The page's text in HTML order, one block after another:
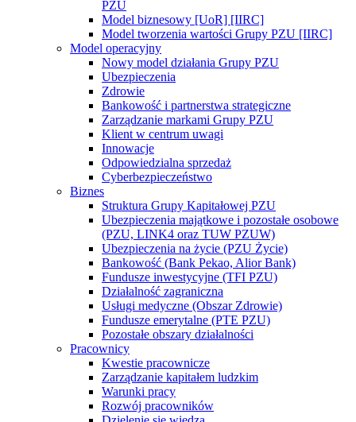
PZU
Model biznesowy [UoR] [IIRC]
Model tworzenia wartości Grupy PZU [IIRC]
Model operacyjny
Nowy model działania Grupy PZU
Ubezpieczenia
Zdrowie
Bankowość i partnerstwa strategiczne
Zarządzanie markami Grupy PZU
Klient w centrum uwagi
Innowacje
Odpowiedzialna sprzedaż
Cyberbezpieczeństwo
Biznes
Struktura Grupy Kapitałowej PZU
Ubezpieczenia majątkowe i pozostałe osobowe
(PZU, LINK4 oraz TUW PZUW)
Ubezpieczenia na życie (PZU Życie)
Bankowość (Bank Pekao, Alior Bank)
Fundusze inwestycyjne (TFI PZU)
Działalność zagraniczna
Usługi medyczne (Obszar Zdrowie)
Fundusze emerytalne (PTE PZU)
Pozostałe obszary działalności
Pracownicy
Kwestie pracownicze
Zarządzanie kapitałem ludzkim
Warunki pracy
Rozwój pracowników